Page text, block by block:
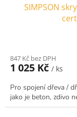
SIMPSON
847 Kč bez DPH
1 025 Kč / ks
Pro spojení dřeva /
jako je beton, zdivo